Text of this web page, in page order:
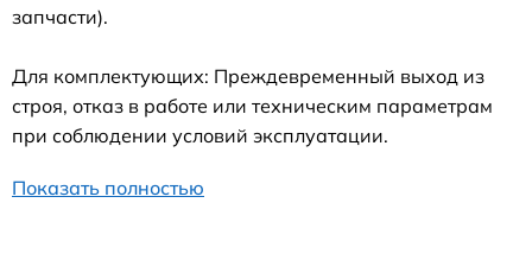
запчасти).
Для комплектующих: Преждевременный выход из
строя, отказ в работе или техническим параметрам
при соблюдении условий эксплуатации.
Показать полностью